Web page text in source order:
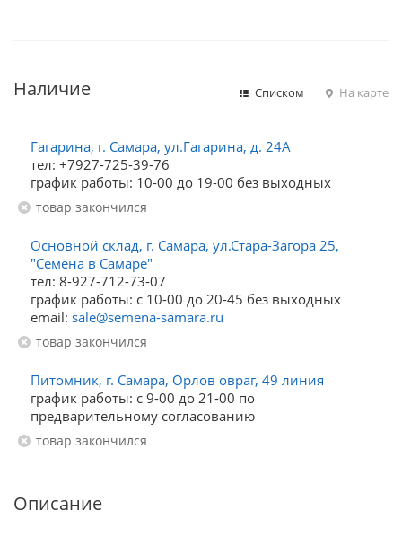
Наличие Списком На карте
Гагарина, г. Самара, ул.Гагарина, д. 24А
тел: +7927-725-39-76
график работы: 10-00 до 19-00 без выходных
Товар закончился
Основной склад, г. Самара, ул.Стара-Загора 25,
"Семена в Самаре"
тел: 8-927-712-73-07
график работы: с 10-00 до 20-45 без выходных
email: sale@semena-samara.ru
Товар закончился
Питомник, г. Самара, Орлов овраг, 49 линия
график работы: с 9-00 до 21-00 по
предварительному согласованию
Товар закончился
Описание